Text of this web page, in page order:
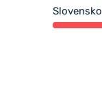
Slovensko